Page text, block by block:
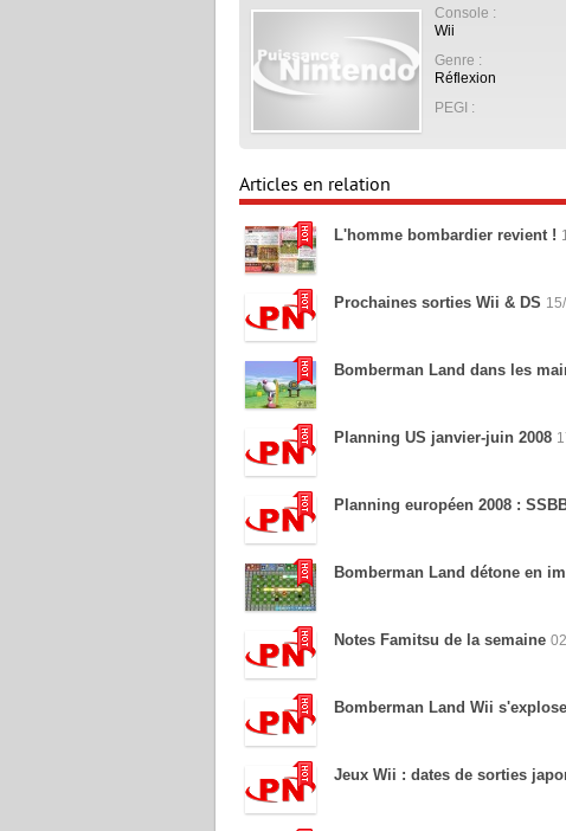
Console :
Wii
Genre :
Réflexion
PEGI :
Articles en relation
L'homme bombardier revient !
Prochaines sorties Wii & DS
Bomberman Land dans les
Planning US janvier-juin 2008
Planning européen 2008 :
Bomberman Land détone en
Notes Famitsu de la semaine
Bomberman Land Wii
Jeux Wii : dates de sorties